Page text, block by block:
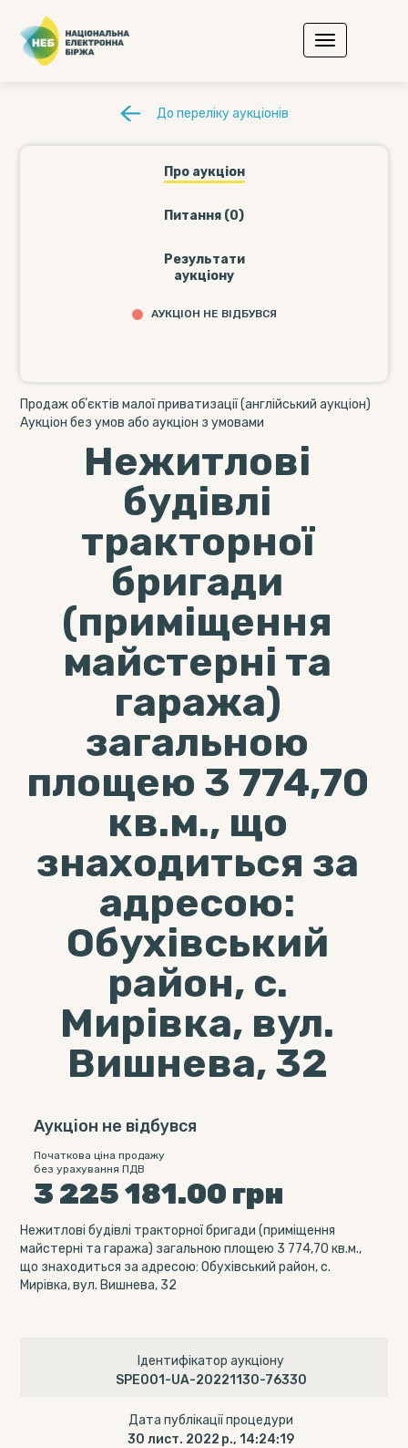
До переліку аукціонів
Про аукціон
Питання (0)
Результати
аукціону
АУКЦІОН НЕ ВІДБУВСЯ
Продаж обʼєктів малої приватизації (англійський аукціон)
Аукціон без умов або аукціон з умовами
Нежитлові
будівлі
тракторної
бригади
(приміщення
майстерні та
гаража)
загальною
площею 3 774,70
кв.м., що
знаходиться за
адресою:
Обухівський
район, с.
Мирівка, вул.
Вишнева, 32
Аукціон не відбувся
Початкова ціна продажу
без урахування ПДВ
3 225 181.00 грн
Нежитлові будівлі тракторної бригади (приміщення
майстерні та гаража) загальною площею 3 774,70 кв.м.,
що знаходиться за адресою: Обухівський район, с.
Мирівка, вул. Вишнева, 32
Ідентифікатор аукціону
SPE001-UA-20221130-76330
Дата публікації процедури
30 лист. 2022 р., 14:24:19